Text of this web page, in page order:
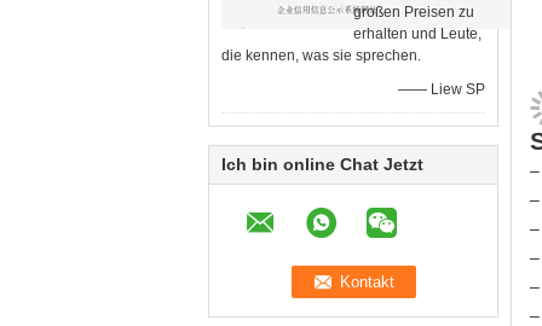
großen Preisen zu
erhalten und Leute,
die kennen, was sie sprechen.
—— Liew SP
Ich bin online Chat Jetzt